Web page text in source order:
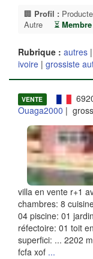
🏢 Profil :
Autre
⏳
Rubrique : autres |
ivoire | grossiste
VENTE
Ouaga2000 |
villa en vente r+1
chambres: 8
04 piscine: 01
réfectoire: 01 toit
superfici: ... 2202
fcfa xof ...